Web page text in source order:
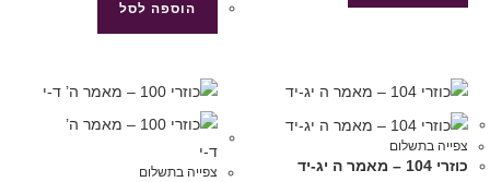
הוספה לסל
צפייה בתשלום
כוזרי 104 – מאמר ה יג-יד צפייה בתשלום